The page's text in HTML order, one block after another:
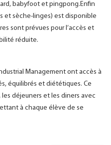
babyfoot et pingpong.Enfin
et sèche-linges) est disponible
sont prévues pour l’accès et
réduite.
Management ont accès à
équilibrés et diététiques. Ce
déjeuners et les diners avec
à chaque élève de se